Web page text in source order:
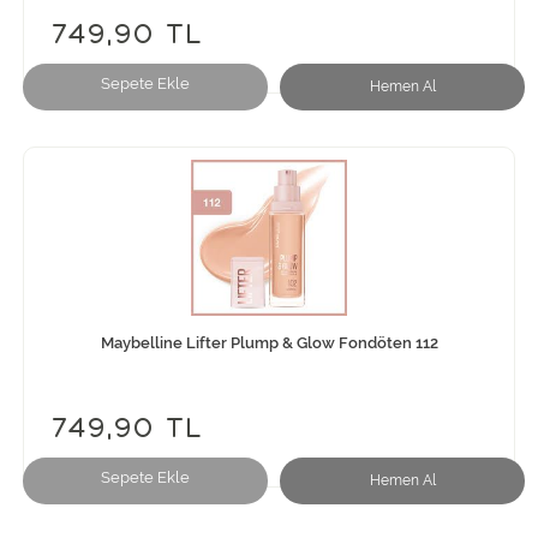
Sepete Ekle Hemen Al
749,90 TL
Sepete Ekle Hemen Al
Maybelline Lifter Plump & Glow Fondöten 112
749,90 TL